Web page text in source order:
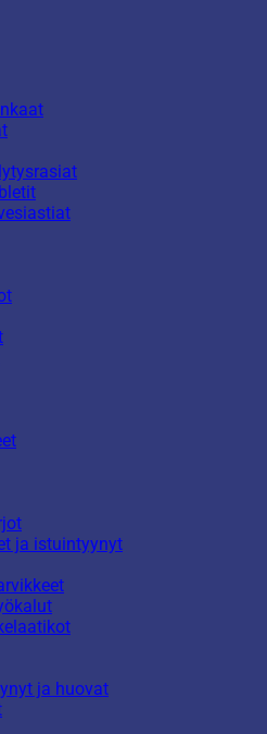
ja istuintyynyt
ja huovat